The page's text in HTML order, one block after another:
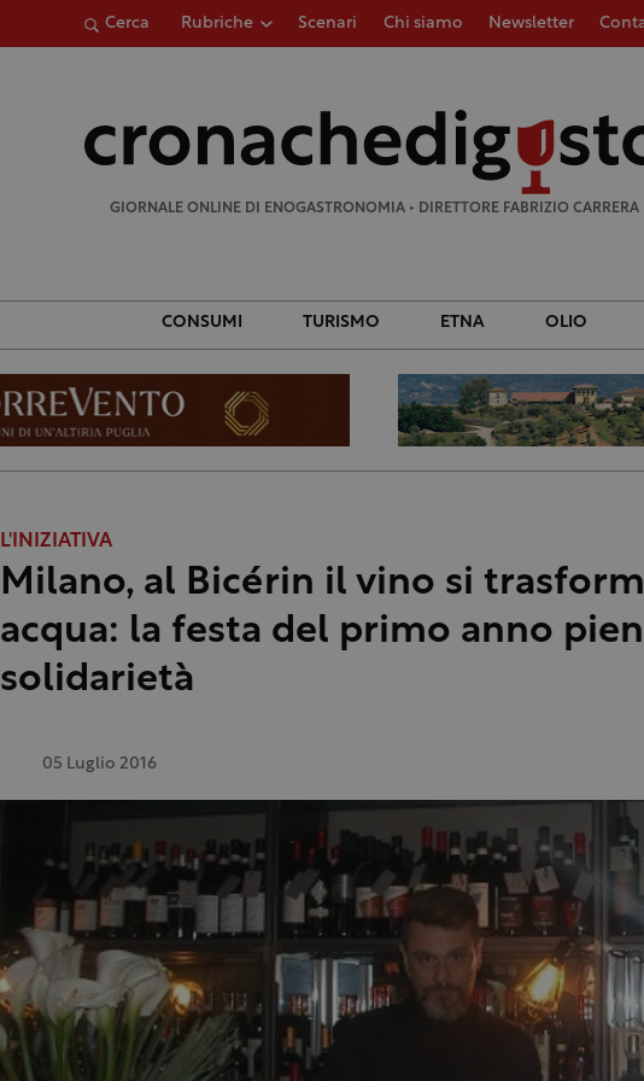
Cerca Rubriche Scenari Chi siamo Newsletter
GIORNALE ONLINE DI ENOGASTRONOMIA • DIRETTORE FABRIZIO CARRERA
CONSUMI TURISMO ETNA OLIO
L'INIZIATIVA
Milano, al Bicérin il vino si
acqua: la festa del primo anno
solidarietà
05 Luglio 2016